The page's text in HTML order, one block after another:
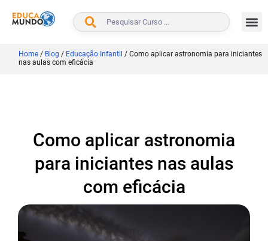
BUSCAR
Home / Blog / Educação Infantil / Como aplicar astronomia para iniciantes
nas aulas com eficácia
Como aplicar astronomia
para iniciantes nas aulas
com eficácia